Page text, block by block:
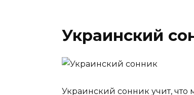
Украинский
Украинский сонник учит, что